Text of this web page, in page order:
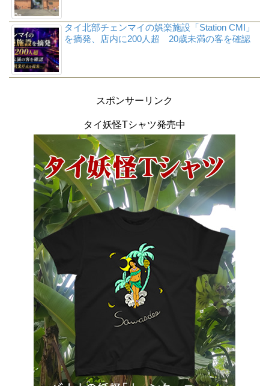
タイ北部チェンマイの娯楽施設「Station CMI」
を摘発、店内に200人超 20歳未満の客を確認
スポンサーリンク
タイ妖怪Tシャツ発売中